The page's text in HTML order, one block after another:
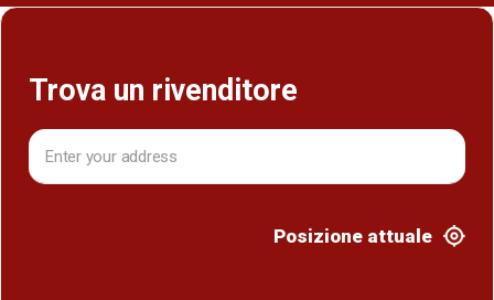
Trova un rivenditore
Posizione attuale